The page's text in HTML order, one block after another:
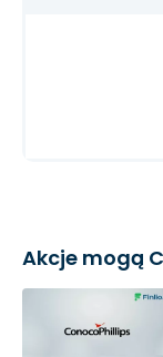
Akcje mogą